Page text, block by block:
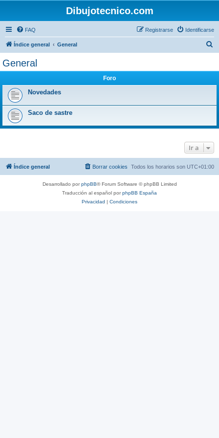
Dibujotecnico.com
FAQ Identificarse
Registrarse
Índice general General
General
Foro
Novedades
Saco de sastre
Ir a
Índice general Todos los horarios son UTC+01:00
Borrar cookies
Desarrollado porphpBB® Forum Software © phpBB Limited
Traducción al español porphpBB España
Privacidad | Condiciones